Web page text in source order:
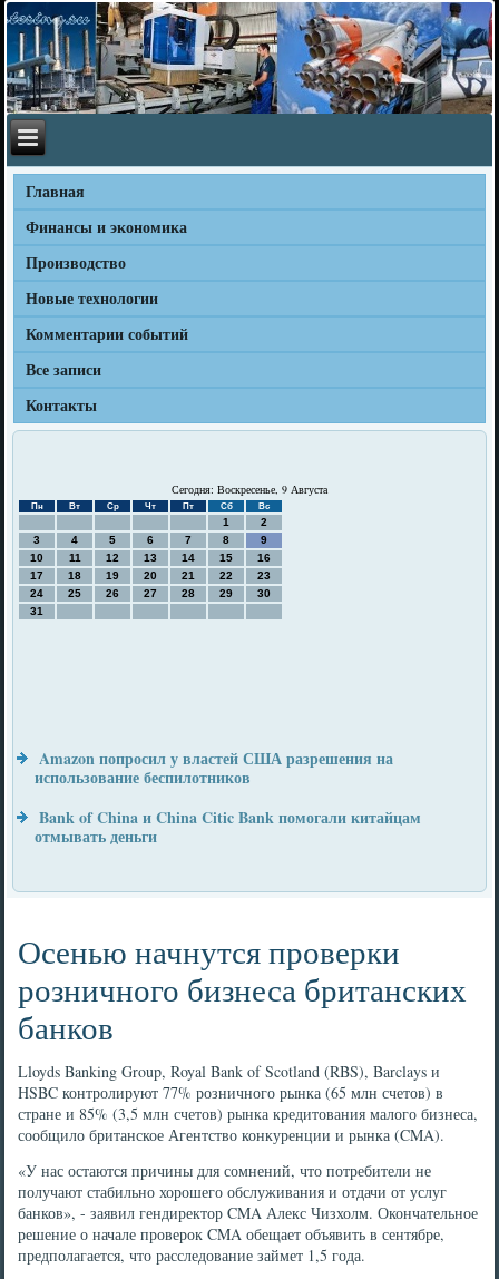
Главная
Финансы и экономика
Производство
Новые технологии
Комментарии событий
Все записи
Контакты
Сегодня: Воскресенье, 9 Августа
Пн Вт Ср Чт Пт Сб Вс
1
2
3
4 5 6 7 8
9
10
11 12 13 14 15
16
17
18 19 20 21 22
23
24
25 26 27 28 29
30
31
Amazon попросил у властей США разрешения на
использование беспилотников
Bank of China и China Citic Bank помогали китайцам
отмывать деньги
Осенью начнутся проверки
розничного бизнеса британских
банков
Lloyds Banking Group, Royal Bank of Scotland (RBS), Barclays и
HSBC контролируют 77% розничного рынка (65 млн счетов) в
стране и 85% (3,5 млн счетов) рынка кредитования малого бизнеса,
сообщило британское Агентство конкуренции и рынка (CMA).
«У нас остаются причины для сомнений, что потребители не
получают стабильно хорошего обслуживания и отдачи от услуг
банков», - заявил гендиректор CMA Алекс Чизхолм. Окончательное
решение о начале проверок CMA обещает объявить в сентябре,
предполагается, что расследование займет 1,5 года.